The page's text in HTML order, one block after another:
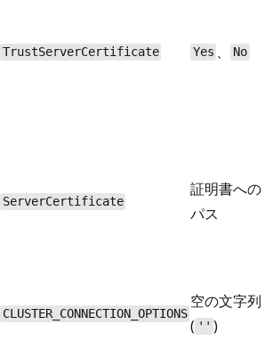
TrustServerCertificate Yes 、 No
ServerCertificate
証明書への
パス
CLUSTER_CONNECTION_OPTIONS
空の文字列
( '' )